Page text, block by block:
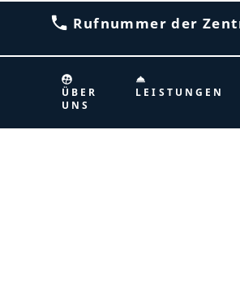
Rufnummer der
ÜBER
UNS
LEISTUNGEN